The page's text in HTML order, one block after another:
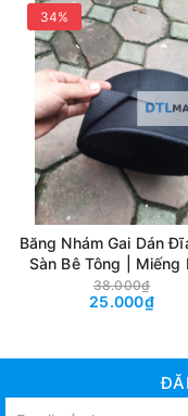
34%
Băng Nhám Gai Dán
Sàn Bê Tông | Miếng
Cho Pad Đánh Bóng
38.000₫
25.000₫